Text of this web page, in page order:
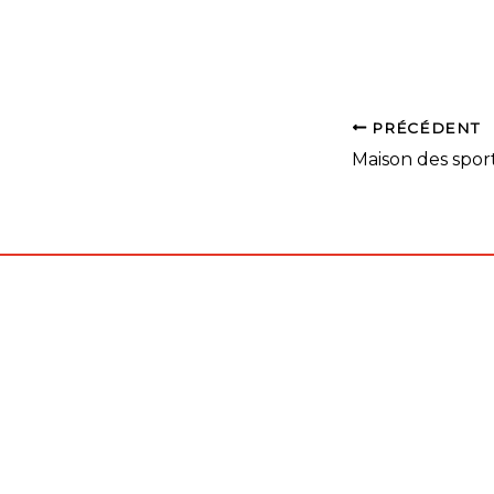
PRÉCÉDENT